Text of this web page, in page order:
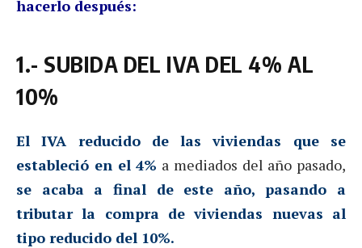
hacerlo después:
1.- SUBIDA DEL IVA DEL 4% AL
10%
El IVA reducido de las viviendas que se
estableció en el 4% a mediados del año pasado,
se acaba a final de este año, pasando a
tributar la compra de viviendas nuevas al
tipo reducido del 10%.